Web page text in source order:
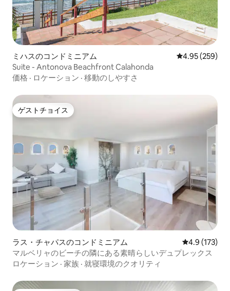
ミハスのコンドミニアム レビュー259
4.95 (259)
Suite - Antonova Beachfront Calahonda
価格 · ロケーション · 移動のしやすさ
ゲストチョイス
ゲストチョイス
ラス・チャパスのコンドミニアム レビュー173
4.9 (173)
マルベリャのビーチの隣にある素晴らしいデュプレックス
ロケーション · 家族 · 就寝環境のクオリティ